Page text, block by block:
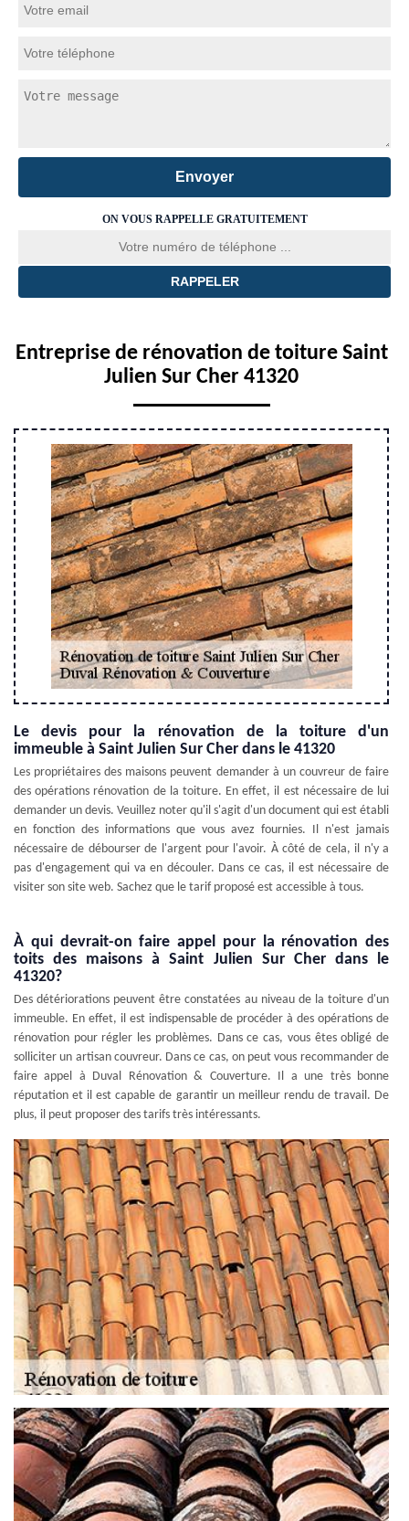
ON VOUS RAPPELLE GRATUITEMENT
Entreprise de rénovation de toiture Saint
Julien Sur Cher 41320
Le devis pour la rénovation de la toiture d'un
immeuble à Saint Julien Sur Cher dans le 41320
Les propriétaires des maisons peuvent demander à un couvreur de faire
des opérations rénovation de la toiture. En effet, il est nécessaire de lui
demander un devis. Veuillez noter qu'il s'agit d'un document qui est établi
en fonction des informations que vous avez fournies. Il n'est jamais
nécessaire de débourser de l'argent pour l'avoir. À côté de cela, il n'y a
pas d'engagement qui va en découler. Dans ce cas, il est nécessaire de
visiter son site web. Sachez que le tarif proposé est accessible à tous.
À qui devrait-on faire appel pour la rénovation des
toits des maisons à Saint Julien Sur Cher dans le
41320?
Des détériorations peuvent être constatées au niveau de la toiture d'un
immeuble. En effet, il est indispensable de procéder à des opérations de
rénovation pour régler les problèmes. Dans ce cas, vous êtes obligé de
solliciter un artisan couvreur. Dans ce cas, on peut vous recommander de
faire appel à Duval Rénovation & Couverture. Il a une très bonne
réputation et il est capable de garantir un meilleur rendu de travail. De
plus, il peut proposer des tarifs très intéressants.